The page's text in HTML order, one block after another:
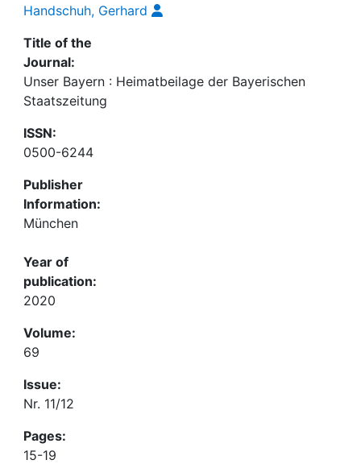
Handschuh, Gerhard
Title of the
Journal:
Unser Bayern : Heimatbeilage der Bayerischen
Staatszeitung
ISSN:
0500-6244
Publisher
Information:
München
Year of
publication:
2020
Volume:
69
Issue:
Nr. 11/12
Pages:
15-19